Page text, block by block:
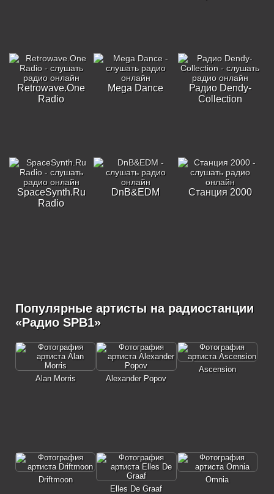
Retrowave.One
Radio
Mega Dance
Радио Dendy-
Collection
SpaceSynth.Ru
Radio
DnB&EDM Станция 2000
Популярные артисты на радиостанции
«Радио SPB1»
Alan Morris Alexander Popov
Ascension
Driftmoon
Elles De Graaf
Omnia